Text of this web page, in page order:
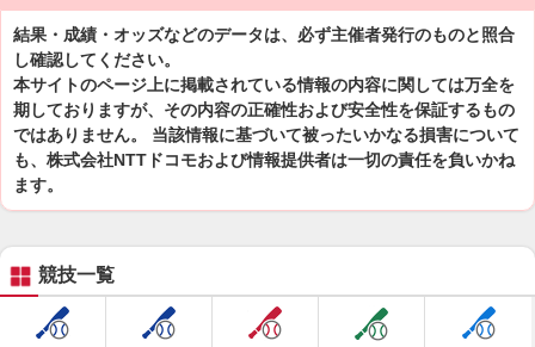
結果・成績・オッズなどのデータは、必ず主催者発行のものと照合
し確認してください。
本サイトのページ上に掲載されている情報の内容に関しては万全を
期しておりますが、その内容の正確性および安全性を保証するもの
ではありません。 当該情報に基づいて被ったいかなる損害について
も、株式会社NTTドコモおよび情報提供者は一切の責任を負いかね
ます。
競技一覧